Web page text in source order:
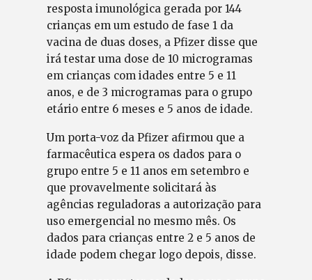
resposta imunológica gerada por 144
crianças em um estudo de fase 1 da
vacina de duas doses, a Pfizer disse que
irá testar uma dose de 10 microgramas
em crianças com idades entre 5 e 11
anos, e de 3 microgramas para o grupo
etário entre 6 meses e 5 anos de idade.
Um porta-voz da Pfizer afirmou que a
farmacêutica espera os dados para o
grupo entre 5 e 11 anos em setembro e
que provavelmente solicitará às
agências reguladoras a autorização para
uso emergencial no mesmo mês. Os
dados para crianças entre 2 e 5 anos de
idade podem chegar logo depois, disse.